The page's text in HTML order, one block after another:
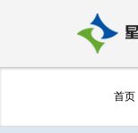
首页